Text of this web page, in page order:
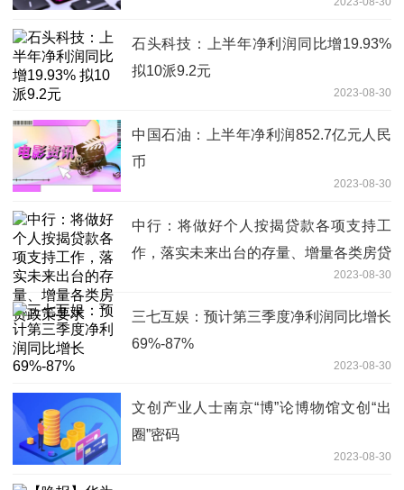
石头科技：上半年净利润同比增19.93%
拟10派9.2元
2023-08-30
中国石油：上半年净利润852.7亿元人民
币
2023-08-30
中行：将做好个人按揭贷款各项支持工
作，落实未来出台的存量、增量各类房贷
2023-08-30
三七互娱：预计第三季度净利润同比增长
69%-87%
2023-08-30
文创产业人士南京“博”论博物馆文创“出
圈”密码
2023-08-30